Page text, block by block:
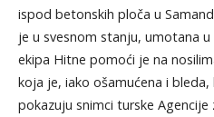
ispod betonskih ploča u
je u svesnom stanju, umotana
ekipa Hitne pomoći je na
koja je, iako ošamućena i
pokazuju snimci turske